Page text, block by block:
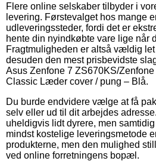
Flere online selskaber tilbyder i
levering. Førstevalget hos mange
udleveringssteder, fordi det er
hente din nyindkøbte vare lige når
Fragtmuligheden er altså vældig
desuden den mest prisbevidste
Asus Zenfone 7 ZS670KS/
Classic Læder cover / pung – Blå.
Du burde endvidere vælge at få
selv eller ud til dit arbejdes
uheldigvis lidt dyrere, men
mindst kostelige leveringsmetode
produkterne, men den mulighed
ved online forretningens bopæl.